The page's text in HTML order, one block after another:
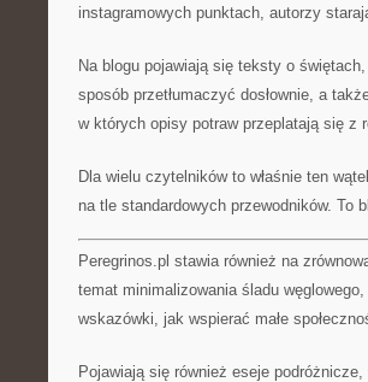
instagramowych punktach, autorzy
Na blogu pojawiają się teksty o
sposób przetłumaczyć dosłownie, a
w których opisy potraw przeplatają się z
Dla wielu czytelników to właśnie ten
na tle standardowych przewodników. To
Peregrinos.pl stawia również na
temat minimalizowania śladu
wskazówki, jak wspierać małe
Pojawiają się również eseje